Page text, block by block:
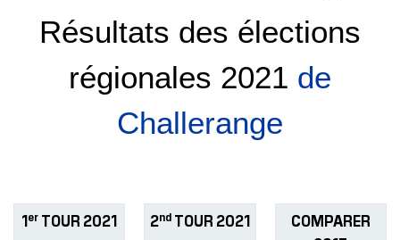
Résultats des élections
régionales 2021 de
Challerange
1er TOUR 2021 2ndTOUR 2021
COMPARER